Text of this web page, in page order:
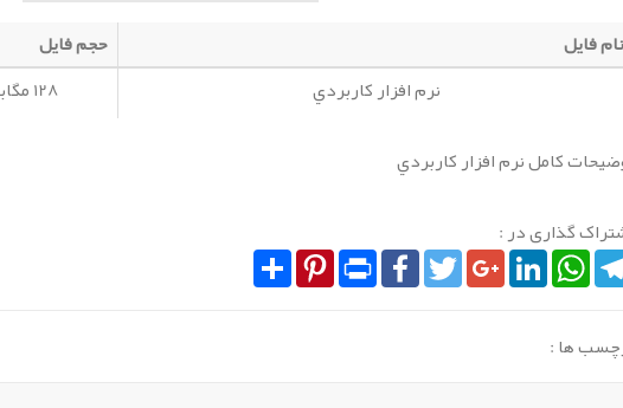
نام فایل حجم فایل
نرم افزار کاربردي
128
کامل نرم افزار کاربردي
گذاری در :
SharePinterest Print
FacebookTwitterGoogle+LinkedInWhatsApp
ها :